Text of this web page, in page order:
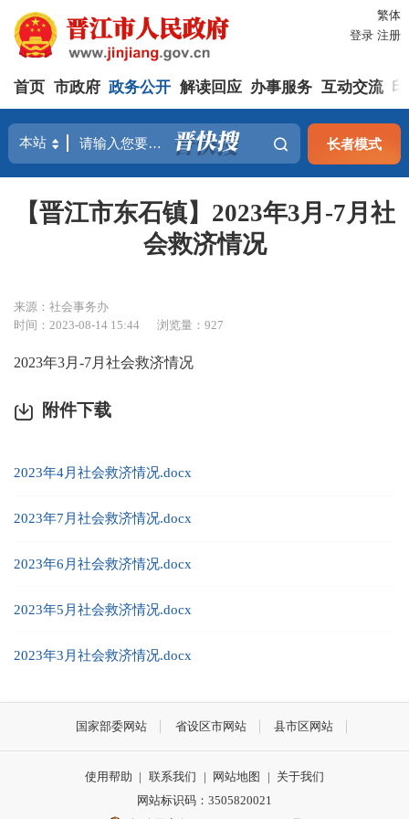
繁体
登录 注册
首页 市政府 政务公开 解读回应 办事服务 互动交流
长者模式
【晋江市东石镇】2023年3月-7月社
会救济情况
来源：社会事务办
时间：2023-08-14 15:44
浏览量：927
2023年3月-7月社会救济情况
附件下载
2023年4月社会救济情况.docx
2023年7月社会救济情况.docx
2023年6月社会救济情况.docx
2023年5月社会救济情况.docx
2023年3月社会救济情况.docx
国家部委网站 省设区市网站 县市区网站
使用帮助 | 联系我们 | 网站地图 | 关于我们
网站标识码：3505820021